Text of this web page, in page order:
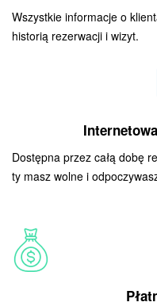
Wszystkie informacje o
historią rezerwacji i wizyt.
Dostępna przez całą dobę
ty masz wolne i